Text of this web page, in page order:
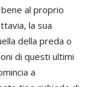
al proprio
la sua
della preda o
di questi ultimi
a